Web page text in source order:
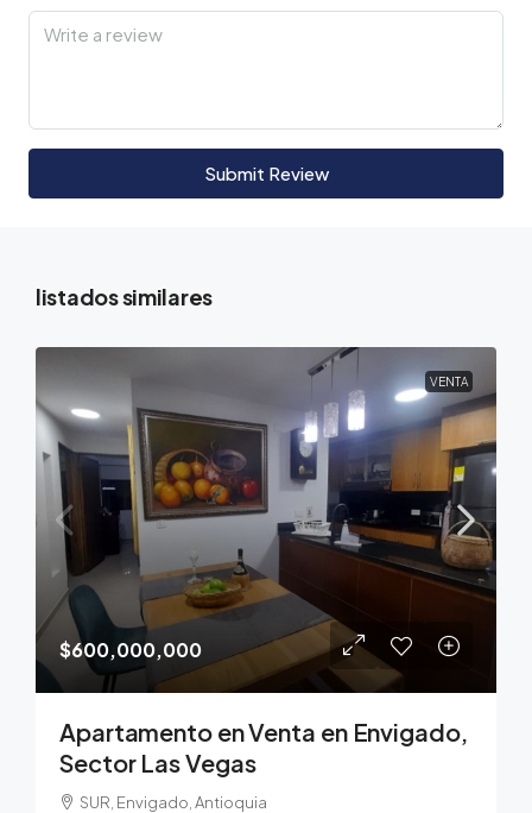
Submit Review
listados similares
VENTA
$600,000,000
Apartamento en Venta en Envigado,
Sector Las Vegas
SUR, Envigado, Antioquia